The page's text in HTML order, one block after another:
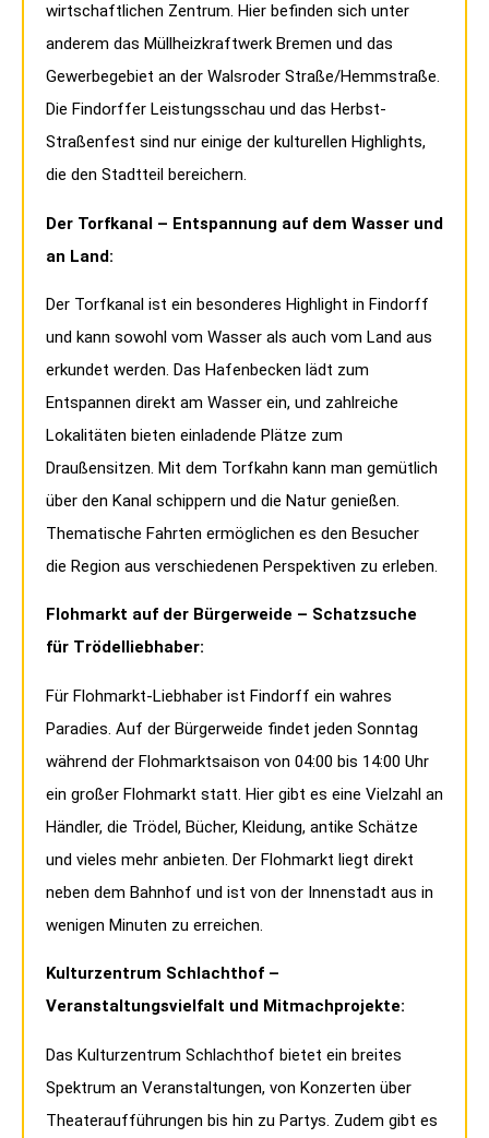
wirtschaftlichen Zentrum. Hier befinden sich unter
anderem das Müllheizkraftwerk Bremen und das
Gewerbegebiet an der Walsroder Straße/Hemmstraße.
Die Findorffer Leistungsschau und das Herbst-
Straßenfest sind nur einige der kulturellen Highlights,
die den Stadtteil bereichern.
Der Torfkanal – Entspannung auf dem Wasser und
an Land:
Der Torfkanal ist ein besonderes Highlight in Findorff
und kann sowohl vom Wasser als auch vom Land aus
erkundet werden. Das Hafenbecken lädt zum
Entspannen direkt am Wasser ein, und zahlreiche
Lokalitäten bieten einladende Plätze zum
Draußensitzen. Mit dem Torfkahn kann man gemütlich
über den Kanal schippern und die Natur genießen.
Thematische Fahrten ermöglichen es den Besucher
die Region aus verschiedenen Perspektiven zu erleben.
Flohmarkt auf der Bürgerweide – Schatzsuche
für Trödelliebhaber:
Für Flohmarkt-Liebhaber ist Findorff ein wahres
Paradies. Auf der Bürgerweide findet jeden Sonntag
während der Flohmarktsaison von 04:00 bis 14:00 Uhr
ein großer Flohmarkt statt. Hier gibt es eine Vielzahl an
Händler, die Trödel, Bücher, Kleidung, antike Schätze
und vieles mehr anbieten. Der Flohmarkt liegt direkt
neben dem Bahnhof und ist von der Innenstadt aus in
wenigen Minuten zu erreichen.
Kulturzentrum Schlachthof –
Veranstaltungsvielfalt und Mitmachprojekte:
Das Kulturzentrum Schlachthof bietet ein breites
Spektrum an Veranstaltungen, von Konzerten über
Theateraufführungen bis hin zu Partys. Zudem gibt es